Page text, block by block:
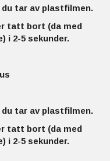
tar av plastfilmen.
tatt bort (da med
i 2-5 sekunder.
tar av plastfilmen.
tatt bort (da med
i 2-5 sekunder.